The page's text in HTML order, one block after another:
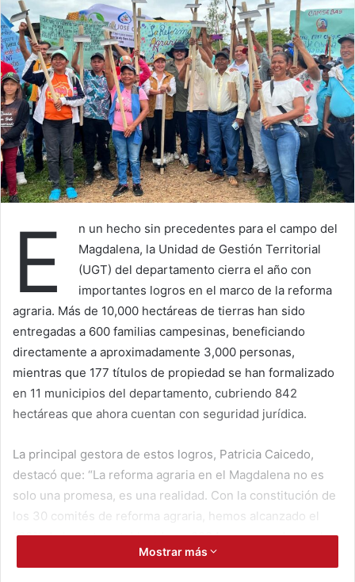
E
n un hecho sin precedentes para el campo del
Magdalena, la Unidad de Gestión Territorial
(UGT) del departamento cierra el año con
importantes logros en el marco de la reforma
agraria. Más de 10,000 hectáreas de tierras han sido
entregadas a 600 familias campesinas, beneficiando
directamente a aproximadamente 3,000 personas,
mientras que 177 títulos de propiedad se han formalizado
en 11 municipios del departamento, cubriendo 842
hectáreas que ahora cuentan con seguridad jurídica.
La principal gestora de estos logros, Patricia Caicedo,
destacó que: “La reforma agraria en el Magdalena no es
solo una promesa, es una realidad. Con la constitución de
los 30 comités de reforma agraria, hemos alcanzado el
100% de la meta establecida en 2024, asegurando que los
campesinos sean los protagonistas en las decisiones
Mostrar más